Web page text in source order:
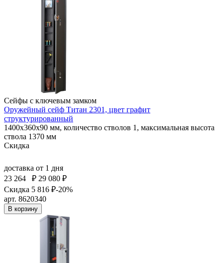
Сейфы с ключевым замком
Оружейный сейф Титан 2301, цвет графит
структурированный
1400x360x90 мм, количество стволов 1, максимальная высота
ствола 1370 мм
Скидка
доставка от 1 дня
23 264
₽ 29 080 ₽
Скидка 5 816 ₽-20%
арт. 8620340
В корзину